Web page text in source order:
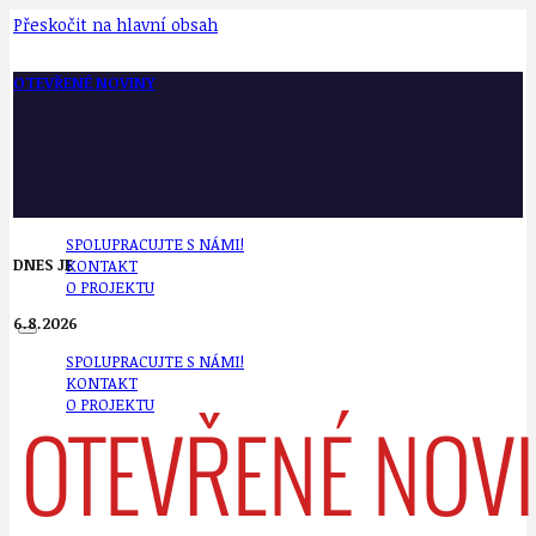
Přeskočit na hlavní obsah
OTEVŘENÉ NOVINY
SPOLUPRACUJTE S NÁMI!
KONTAKT
O PROJEKTU
SPOLUPRACUJTE S NÁMI!
KONTAKT
O PROJEKTU
DNES JE
6.8.2026